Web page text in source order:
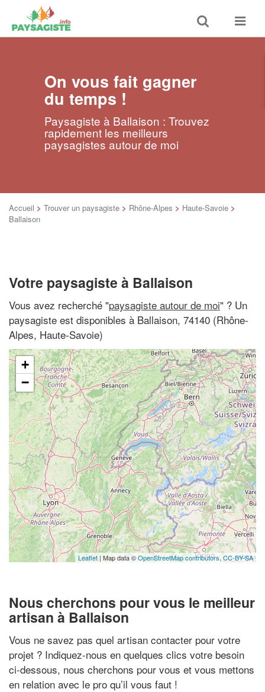
Toggle
search
Toggle
On vous fait gagner
du temps !
Paysagiste à Ballaison : Trouvez
rapidement les meilleurs
paysagistes autour de moi
Accueil > Trouver un paysagiste > Rhône-Alpes > Haute-Savoie >
Ballaison
Votre paysagiste à Ballaison
Vous avez recherché "paysagiste autour de moi" ? Un
paysagiste est disponibles à Ballaison, 74140 (Rhône-
Alpes, Haute-Savoie)
+
−
Leaflet | Map data ©OpenStreetMap contributors,CC-BY-SA
Nous cherchons pour vous le meilleur
artisan à Ballaison
Vous ne savez pas quel artisan contacter pour votre
projet ? Indiquez-nous en quelques clics votre besoin
ci-dessous, nous cherchons pour vous et vous mettons
en relation avec le pro qu’il vous faut !